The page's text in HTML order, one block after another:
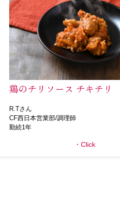
鶏のチリソース チキチリ
R.Tさん
CF西日本営業部/調理師
勤続1年
Click